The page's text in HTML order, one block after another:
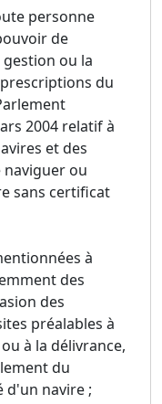
personne
de
ou la
du
2004 relatif à
et des
ou
sans certificat
à
des
des
préalables à
à la délivrance,
du
d'un navire ;